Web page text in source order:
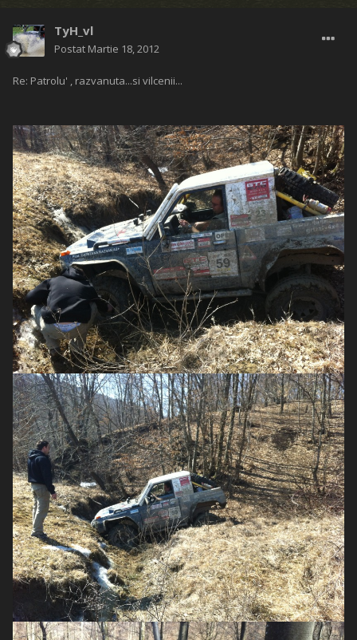
TyH_vl
Postat Martie 18, 2012
Re: Patrolu' , razvanuta...si vilcenii...